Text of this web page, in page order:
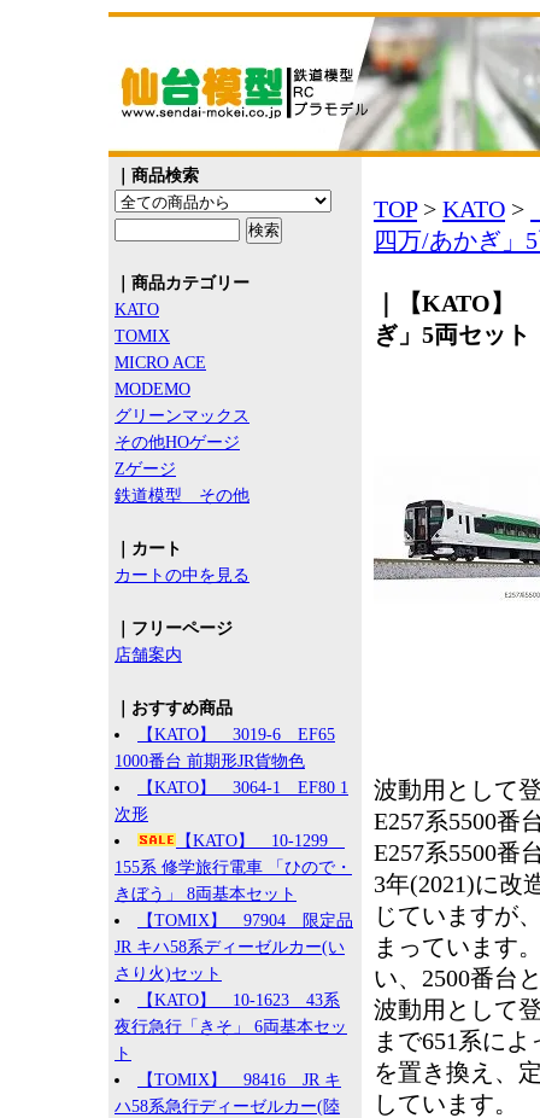
｜商品検索
｜商品カテゴリー
KATO
TOMIX
MICRO ACE
MODEMO
グリーンマックス
その他HOゲージ
Zゲージ
鉄道模型 その他
｜カート
カートの中を見る
｜フリーページ
店舗案内
｜おすすめ商品
【KATO】 3019-6 EF65
1000番台 前期形JR貨物色
【KATO】 3064-1 EF80 1
次形
【KATO】 10-1299
155系 修学旅行電車 「ひので・
きぼう」 8両基本セット
【TOMIX】 97904 限定品
JR キハ58系ディーゼルカー(い
さり火)セット
【KATO】 10-1623 43系
夜行急行「きそ」 6両基本セッ
ト
【TOMIX】 98416 JR キ
ハ58系急行ディーゼルカー(陸
TOP> KATO >
四万/あかぎ」
｜【KATO】
ぎ」5両セット
波動用として
E257系5500番
E257系5500番
3年(2021)に改
じていますが
まっています
い、2500番台
波動用として
まで651系に
を置き換え、
しています。